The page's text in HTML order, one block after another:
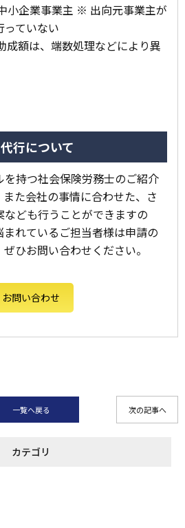
小企業事業主 ※ 出向元事業主が
っていない
額は、端数処理などにより異
行について
持つ社会保険労務士のご紹介
た会社の事情に合わせた、さ
なども行うことができますの
れているご担当者様は申請の
ひお問い合わせください。
お問い合わせ
一覧へ戻る 次の記事へ
カテゴリ